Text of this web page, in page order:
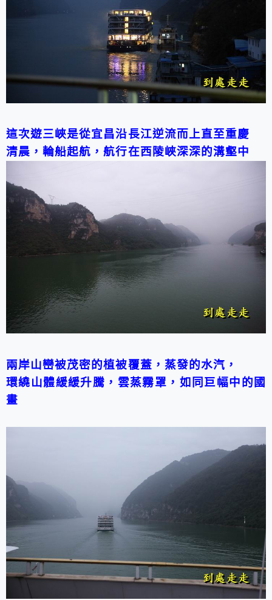
這次遊三峽是從宜昌沿長江逆流而上直至重慶
清晨，輪船起航，航行在西陵峽深深的溝壑中
兩岸山巒被茂密的植被覆蓋，蒸發的水汽，
環繞山體緩緩升騰，雲蒸霧罩，如同巨幅中的國
畫